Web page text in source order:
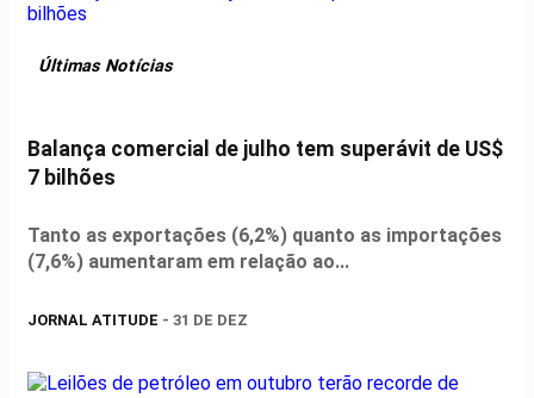
Últimas Notícias
Balança comercial de julho tem superávit de US$
7 bilhões
Tanto as exportações (6,2%) quanto as importações
(7,6%) aumentaram em relação ao...
JORNAL ATITUDE - 31 DE DEZ